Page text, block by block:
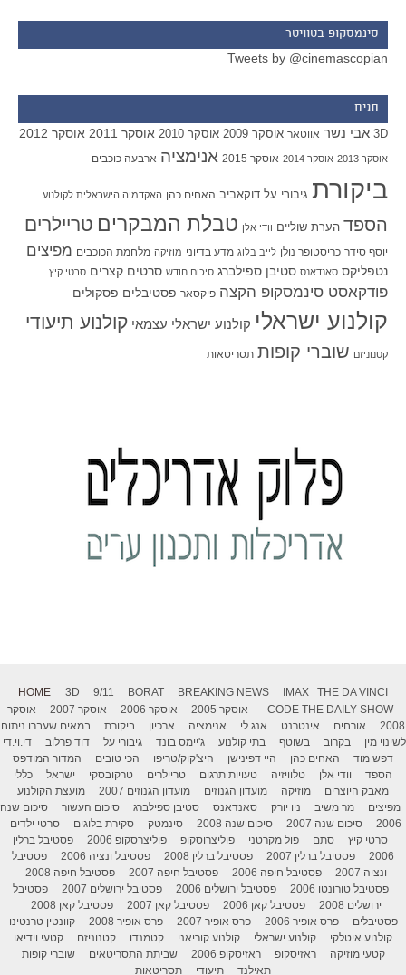
סינמסקופ בטוויטר
Tweets by @cinemascopian
תגים
3D אבי נשר אווטאר אוסקר 2009 אוסקר 2010 אוסקר 2011 אוסקר 2012
אוסקר 2013 אוסקר 2014 אוסקר 2015 אנימציה ארבעה כוכבים
ביקורת גיבורי על דוקאביב האחים כהן האקדמיה הישראלית לקולנוע
הספד הערת שוליים וודי אלן טבלת המבקרים טריילרים
יוסף סידר כריסטופר נולן לייב בלוג מדע בדיוני מוזיקה מלחמת הכוכבים מפיצים
נטפליקס סאנדאנס סטיבן ספילברג סיכום חודש סרטים קצרים סרטי קיץ
פודקאסט סינמסקופ הקצה פיקסאר פסטיבלים פסקולים
קולנוע ישראלי קולנוע ישראלי עצמאי קולנוע תיעודי
קטנוניזם שוברי קופות תסריטאות
HOME 3D 9/11 BORAT BREAKING NEWS IMAX
THE DA VINCI
CODE THE DAILY SHOW אוסקר 2005 אוסקר 2006 אוסקר 2007
אוסקר
2008
אורחים אינטרנט אנג לי אנימציה ארכיון ביקורת
במאים שעברו ניתוח
לשינוי מין
בקרוב בשוטף בתי קולנוע ג'יימס בונד גיבורי על דוד פרלוב
די.וי.די
דפש מוד
האחים כהן היי דפינישן היצ'קוק/טריפו הכי טובים
המדור המודפס
הספד
וודי אלן טלוויזיה טעויות תרגום טריילרים טרקובסקי ישראל
כללי
מאבק היוצרים
מוזיקה מועדון הגנוזים מועדון הגנוזים 2007
מועצת הקולנוע
מפיצים
מר משיב ניו יורק סאנדאנס סטיבן ספילברג סיכום העשור
סיכום שנה
2006
סיכום שנה 2007 סיכום שנה 2008 סינמטק סקירת בלוגים
סרטי ילדים
סרטי קיץ
סתם פול מקרטני פוליצרוסקופ פוליצרסקופ 2006
פסטיבל ברלין
2006
פסטיבל ברלין 2007 פסטיבל ברלין 2008 פסטיבל ונציה 2006
פסטיבל
ונציה 2007
פסטיבל חיפה 2006 פסטיבל חיפה 2007
פסטיבל חיפה 2008
פסטיבל טורונטו 2006
פסטיבל ירושלים 2006 פסטיבל ירושלים 2007
פסטיבל
ירושלים 2008
פסטיבל קאן 2006 פסטיבל קאן 2007
פסטיבל קאן 2008
פסטיבלים
פרס אופיר 2006 פרס אופיר 2007 פרס אופיר 2008
קוונטין טרנטינו
קולנוע איטלקי
קולנוע ישראלי קולנוע קוריאני קטמנדו קטנוניזם
קטעי וידיאו
קטעי מוזיקה
ראזיסקופ ראזיסקופ 2006 שביתת התסריטאים
שוברי קופות
תאילנד
תיעודי תסריטאות